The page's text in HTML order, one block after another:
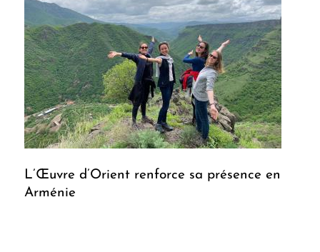
L’Œuvre d’Orient renforce sa présence en
Arménie